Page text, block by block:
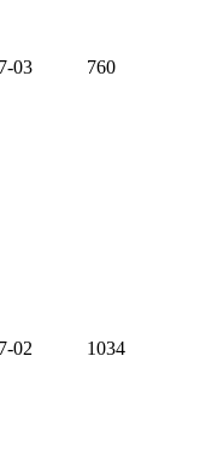
03 760
02 1034